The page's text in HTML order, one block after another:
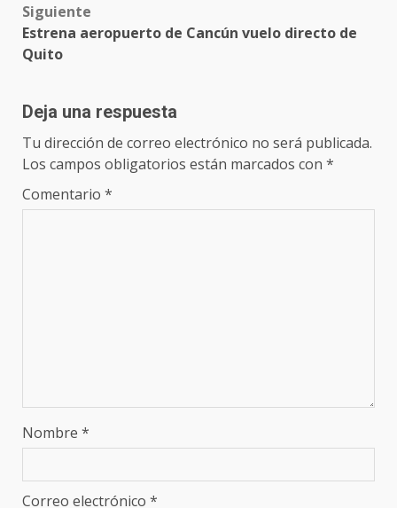
Siguiente
Estrena aeropuerto de Cancún vuelo directo de
Quito
Deja una respuesta
Tu dirección de correo electrónico no será publicada.
Los campos obligatorios están marcados con *
Comentario *
Nombre *
Correo electrónico *